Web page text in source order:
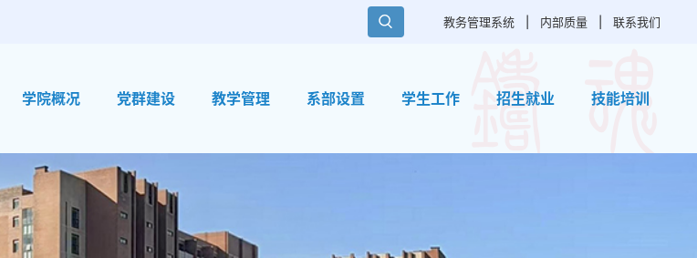
教务管理系统 内部质量 联系我们
学院概况 党群建设 教学管理 系部设置 学生工作 招生就业 技能培训